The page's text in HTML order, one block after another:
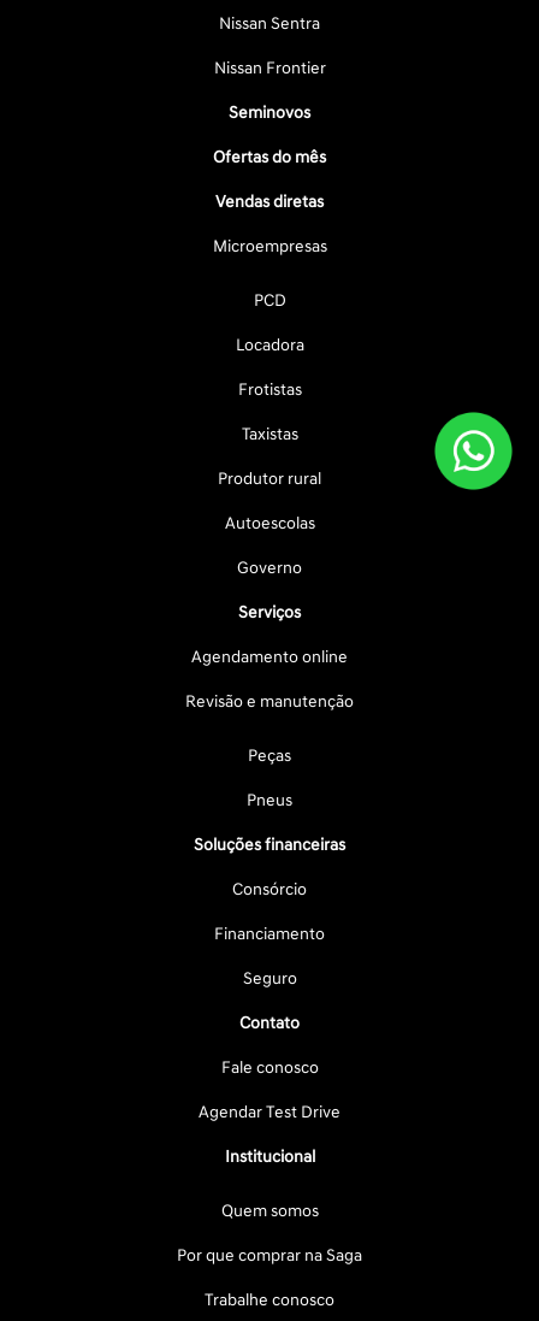
Nissan Sentra
Nissan Frontier
Seminovos
Ofertas do mês
Vendas diretas
Microempresas
PCD
Locadora
Frotistas
Taxistas
Produtor rural
Autoescolas
Governo
Serviços
Agendamento online
Revisão e manutenção
Peças
Pneus
Soluções financeiras
Consórcio
Financiamento
Seguro
Contato
Fale conosco
Agendar Test Drive
Institucional
Quem somos
Por que comprar na Saga
Trabalhe conosco